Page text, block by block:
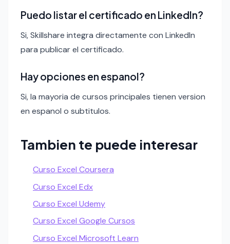
Puedo listar el certificado en LinkedIn?
Si, Skillshare integra directamente con LinkedIn
para publicar el certificado.
Hay opciones en espanol?
Si, la mayoria de cursos principales tienen version
en espanol o subtitulos.
Tambien te puede interesar
Curso Excel Coursera
Curso Excel Edx
Curso Excel Udemy
Curso Excel Google Cursos
Curso Excel Microsoft Learn